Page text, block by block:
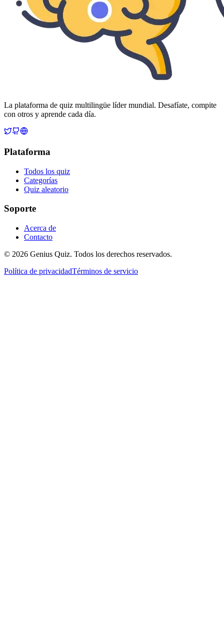
La plataforma de quiz multilingüe líder mundial. Desafíate, compite
con otros y aprende cada día.
Plataforma
Todos los quiz
Categorías
Quiz aleatorio
Soporte
Acerca de
Contacto
© 2026 Genius Quiz. Todos los derechos reservados.
Política de privacidadTérminos de servicio